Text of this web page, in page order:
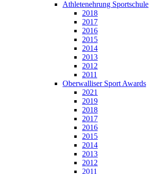
Athletenehrung Sportschule
2018
2017
2016
2015
2014
2013
2012
2011
Oberwalliser Sport Awards
2021
2019
2018
2017
2016
2015
2014
2013
2012
2011